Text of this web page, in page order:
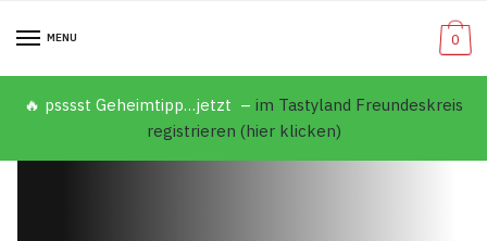
MENU 0
🔥 psssst Geheimtipp…jetzt – im Tastyland Freundeskreis
registrieren (hier klicken)